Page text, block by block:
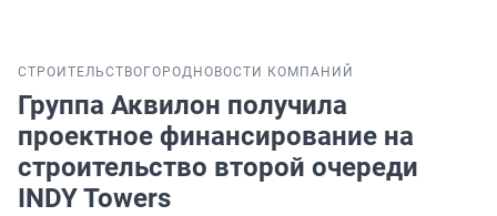
СТРОИТЕЛЬСТВО ГОРОД НОВОСТИ КОМПАНИЙ
Группа Аквилон получила
проектное финансирование на
строительство второй очереди
INDY Towers